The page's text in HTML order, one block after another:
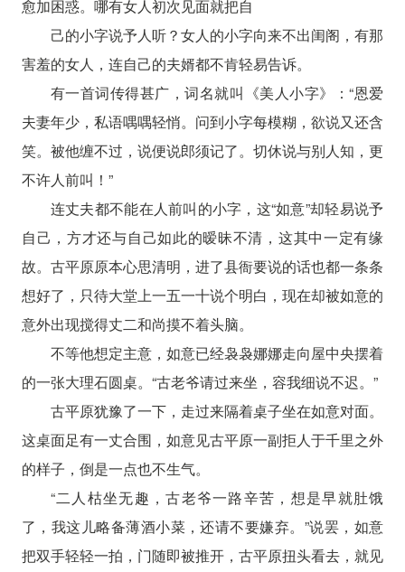
愈加困惑。哪有女人初次见面就把自
己的小字说予人听？女人的小字向来不出闺阁，有那
害羞的女人，连自己的夫婿都不肯轻易告诉。
有一首词传得甚广，词名就叫《美人小字》：“恩爱
夫妻年少，私语喁喁轻悄。问到小字每模糊，欲说又还含
笑。被他缠不过，说便说郎须记了。切休说与别人知，更
不许人前叫！”
连丈夫都不能在人前叫的小字，这“如意”却轻易说予
自己，方才还与自己如此的暧昧不清，这其中一定有缘
故。古平原原本心思清明，进了县衙要说的话也都一条条
想好了，只待大堂上一五一十说个明白，现在却被如意的
意外出现搅得丈二和尚摸不着头脑。
不等他想定主意，如意已经袅袅娜娜走向屋中央摆着
的一张大理石圆桌。“古老爷请过来坐，容我细说不迟。”
古平原犹豫了一下，走过来隔着桌子坐在如意对面。
这桌面足有一丈合围，如意见古平原一副拒人于千里之外
的样子，倒是一点也不生气。
“二人枯坐无趣，古老爷一路辛苦，想是早就肚饿
了，我这儿略备薄酒小菜，还请不要嫌弃。”说罢，如意
把双手轻轻一拍，门随即被推开，古平原扭头看去，就见